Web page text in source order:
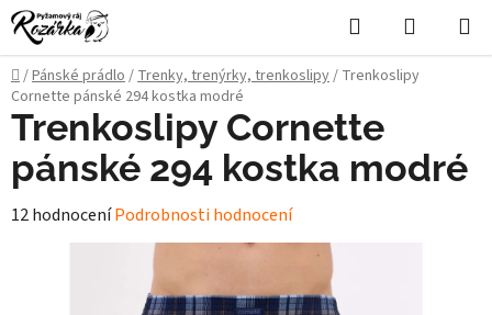
Přejít
na
obsah
Hledat
KOŠÍK
Domů
/Pánské prádlo/Trenky, trenýrky, trenkoslipy/ Trenkoslipy
Cornette pánské 294 kostka modré
Trenkoslipy Cornette
pánské 294 kostka modré
Průměrné
hodnocení
12 hodnoceníPodrobnosti hodnocení